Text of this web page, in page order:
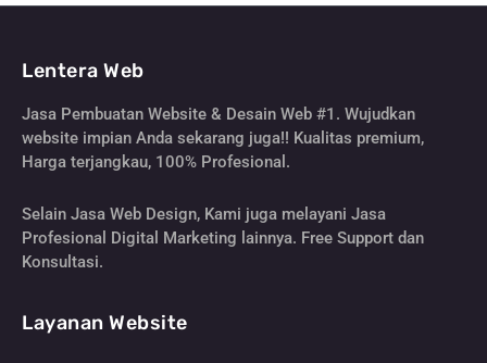
Lentera Web
Jasa Pembuatan Website & Desain Web #1. Wujudkan
website impian Anda sekarang juga!! Kualitas premium,
Harga terjangkau, 100% Profesional.
Selain Jasa Web Design, Kami juga melayani Jasa
Profesional Digital Marketing lainnya. Free Support dan
Konsultasi.
Layanan Website